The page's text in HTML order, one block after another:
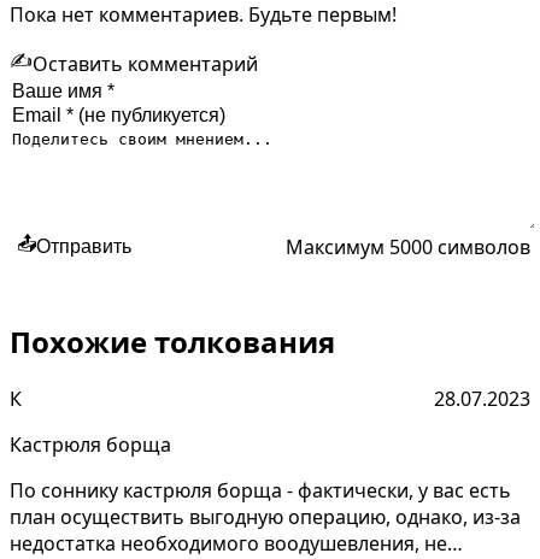
Пока нет комментариев. Будьте первым!
✍️Оставить комментарий
📤Отправить Максимум 5000 символов
Похожие толкования
К
28.07.2023
Кастрюля борща
По соннику кастрюля борща - фактически, у вас есть
план осуществить выгодную операцию, однако, из-за
недостатка необходимого воодушевления, не